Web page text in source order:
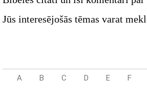
Jūs interesējošās tēmas varat
A B C D E F